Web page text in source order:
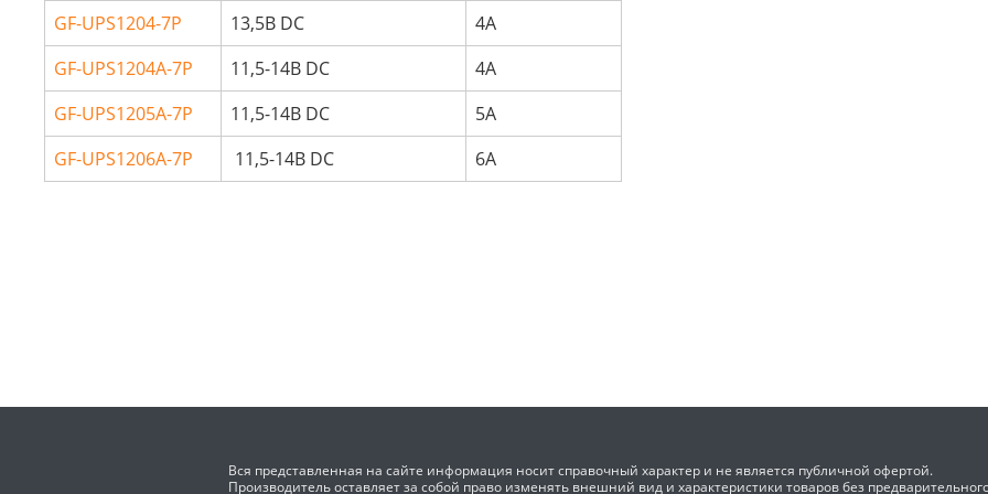
GF-UPS1204-7P 13,5В DC
4A
GF-UPS1204A-7P
11,5-14В DC
4A
GF-UPS1205A-7P
11,5-14В DC
5A
GF-UPS1206A-7P
11,5-14В DC 6A
Вся представленная на сайте информация носит справочный характер и не является публичной офертой.
Производитель оставляет за собой право изменять внешний вид и характеристики товаров без